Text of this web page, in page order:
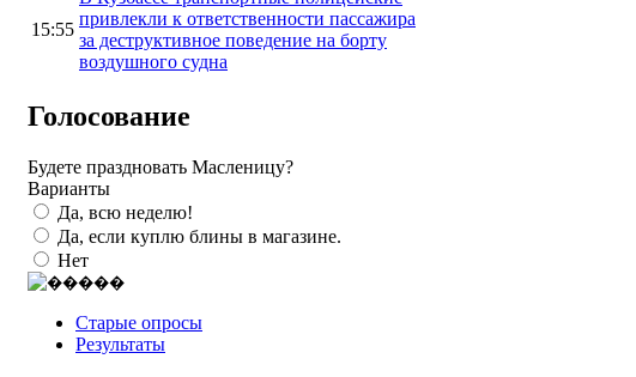
15:55
привлекли к ответственности пассажира
за деструктивное поведение на борту
воздушного судна
Голосование
Будете праздновать Масленицу?
Варианты
Да, всю неделю!
Да, если куплю блины в магазине.
Нет
Старые опросы
Результаты